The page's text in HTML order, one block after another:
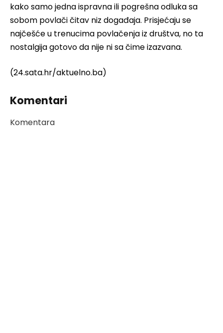
kako samo jedna ispravna ili pogrešna odluka sa
sobom povlači čitav niz događaja. Prisjećaju se
najčešće u trenucima povlačenja iz društva, no ta
nostalgija gotovo da nije ni sa čime izazvana.
(24.sata.hr/aktuelno.ba)
Komentari
Komentara